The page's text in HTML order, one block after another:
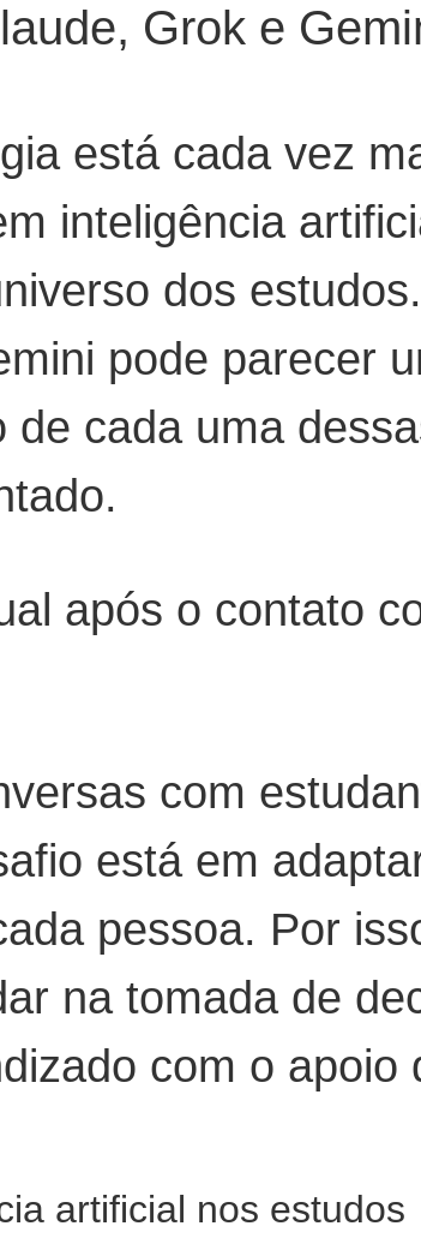
Grok e
está cada vez
inteligência
dos
pode parecer
cada uma
após o contato
com
está em
pessoa. Por
na tomada de
com o
artificial nos estudos